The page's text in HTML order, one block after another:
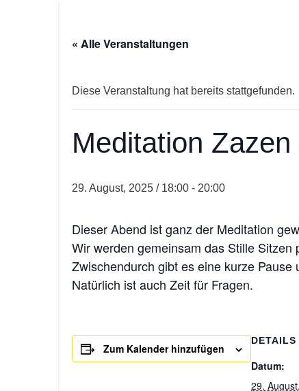
« Alle Veranstaltungen
Diese Veranstaltung hat bereits stattgefunden.
Meditation
29. August, 2025 / 18:00 - 20:00
Dieser Abend ist ganz der Meditation
Wir werden gemeinsam das Stille
Zwischendurch gibt es eine kurze Pause
Natürlich ist auch Zeit für Fragen.
Zum Kalender hinzufügen
DETAILS
Datum:
29.